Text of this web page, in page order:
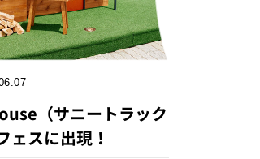
（サニートラック
ェスに出現！